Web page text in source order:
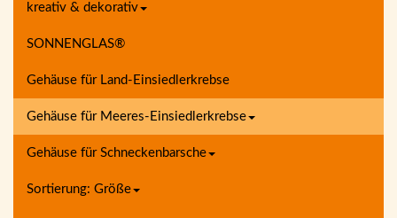
kreativ & dekorativ
SONNENGLAS®
Gehäuse für Land-Einsiedlerkrebse
Gehäuse für Meeres-Einsiedlerkrebse
Gehäuse für Schneckenbarsche
Sortierung: Größe